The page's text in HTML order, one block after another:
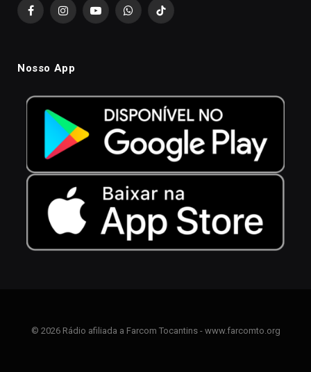
FacebookInstagramYouTubeWhatsAppTikTok
Nosso App
© 2026 Rádio afiliada a Farcom Tocantins - www.farcomto.org